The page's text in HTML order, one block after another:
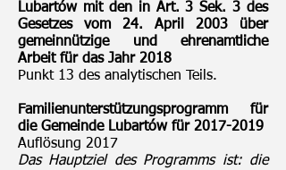
Lubartów mit den in Art. 3 Sek. 3 des
Gesetzes vom 24. April 2003 über
gemeinnützige und ehrenamtliche
Arbeit für das Jahr 2018
Punkt 13 des analytischen Teils.
Familienunterstützungsprogramm für
die Gemeinde Lubartów für 2017-2019
Auflösung 2017
Das Hauptziel des Programms ist: die